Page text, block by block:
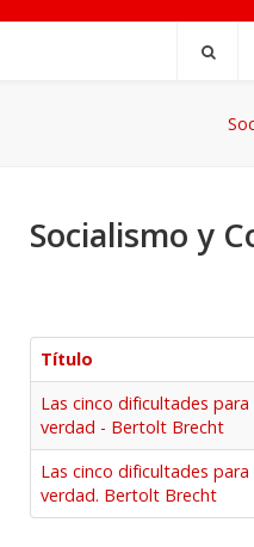
Socialismo y
Título
Las cinco dificultades para
verdad - Bertolt Brecht
Las cinco dificultades para
verdad. Bertolt Brecht